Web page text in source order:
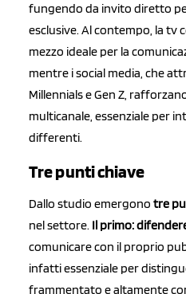
fungendo da invito diretto
esclusive. Al contempo, la tv
mezzo ideale per la
mentre i social media, che
Millennials e Gen Z,
multicanale, essenziale per
differenti.
Tre punti chiave
Dallo studio emergono tre
nel settore. Il primo:
comunicare con il proprio
infatti essenziale per
frammentato e altamente